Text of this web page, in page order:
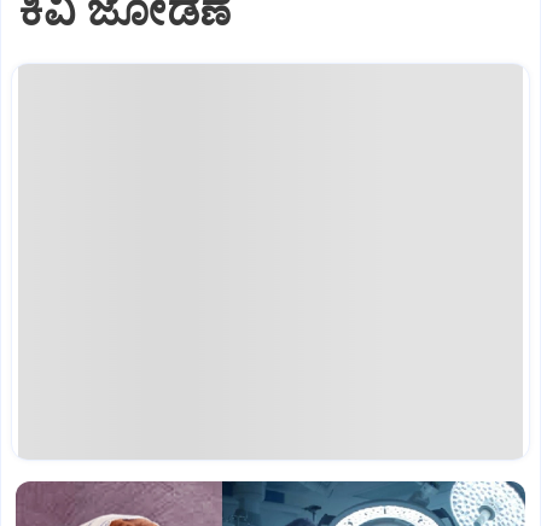
ಕಿವಿ ಜೋಡಣೆ